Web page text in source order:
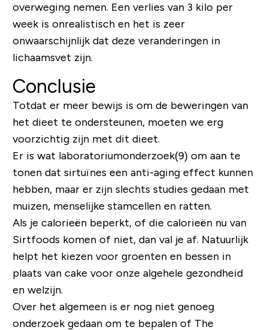
overweging nemen. Een verlies van 3 kilo per
week is onrealistisch en het is zeer
onwaarschijnlijk dat deze veranderingen in
lichaamsvet zijn.
Conclusie
Totdat er meer bewijs is om de beweringen van
het dieet te ondersteunen, moeten we erg
voorzichtig zijn met dit dieet.
Er is wat laboratoriumonderzoek(9) om aan te
tonen dat sirtuïnes een anti-aging effect kunnen
hebben, maar er zijn slechts studies gedaan met
muizen, menselijke stamcellen en ratten.
Als je calorieën beperkt, of die calorieën nu van
Sirtfoods komen of niet, dan val je af. Natuurlijk
helpt het kiezen voor groenten en bessen in
plaats van cake voor onze algehele gezondheid
en welzijn.
Over het algemeen is er nog niet genoeg
onderzoek gedaan om te bepalen of The